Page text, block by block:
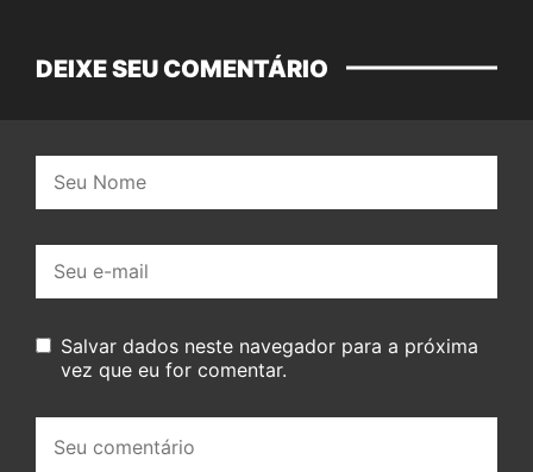
DEIXE SEU COMENTÁRIO
mail:
Salvar dados neste navegador para a próxima
vez que eu for comentar.
comentário: